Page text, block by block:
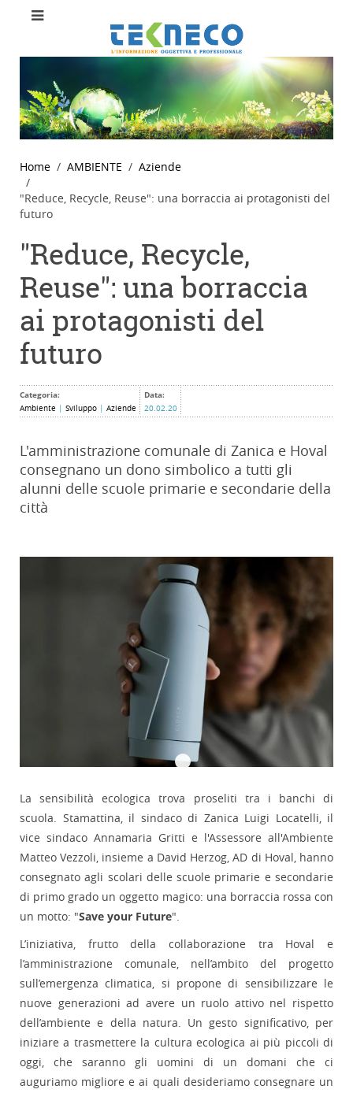
Home AMBIENTE Aziende
"Reduce, Recycle, Reuse": una borraccia ai protagonisti del
futuro
"Reduce, Recycle,
Reuse": una borraccia
ai protagonisti del
futuro
Categoria:
Ambiente Sviluppo Aziende
Data:
20.02.20
L'amministrazione comunale di Zanica e Hoval
consegnano un dono simbolico a tutti gli
alunni delle scuole primarie e secondarie della
città
La sensibilità ecologica trova proseliti tra i banchi di
scuola. Stamattina, il sindaco di Zanica Luigi Locatelli, il
vice sindaco Annamaria Gritti e l'Assessore all'Ambiente
Matteo Vezzoli, insieme a David Herzog, AD di Hoval, hanno
consegnato agli scolari delle scuole primarie e secondarie
di primo grado un oggetto magico: una borraccia rossa con
un motto: "Save your Future".
L’iniziativa, frutto della collaborazione tra Hoval e
l’amministrazione comunale, nell’ambito del progetto
sull’emergenza climatica, si propone di sensibilizzare le
nuove generazioni ad avere un ruolo attivo nel rispetto
dell’ambiente e della natura. Un gesto significativo, per
iniziare a trasmettere la cultura ecologica ai più piccoli di
oggi, che saranno gli uomini di un domani che ci
auguriamo migliore e ai quali desideriamo consegnare un